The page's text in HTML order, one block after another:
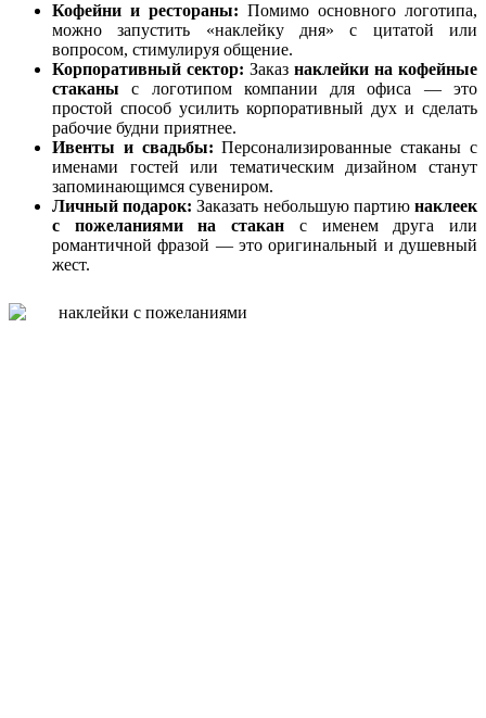
Кофейни и рестораны: Помимо основного логотипа,
можно запустить «наклейку дня» с цитатой или
вопросом, стимулируя общение.
Корпоративный сектор: Заказ наклейки на кофейные
стаканы с логотипом компании для офиса — это
простой способ усилить корпоративный дух и сделать
рабочие будни приятнее.
Ивенты и свадьбы: Персонализированные стаканы с
именами гостей или тематическим дизайном станут
запоминающимся сувениром.
Личный подарок: Заказать небольшую партиюнаклеек
с пожеланиями на стакан с именем друга или
романтичной фразой — это оригинальный и душевный
жест.